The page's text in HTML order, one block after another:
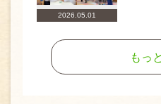
2026.05.01
もっ